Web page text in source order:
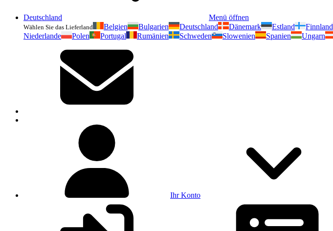
Deutschland Menü öffnen
Wählen Sie das Lieferland Belgien Bulgarien Deutschland Dänemark Estland Finnland
Niederlande
Polen Portugal Rumänien Schweden Slowenien Spanien Ungarn
Ihr Konto